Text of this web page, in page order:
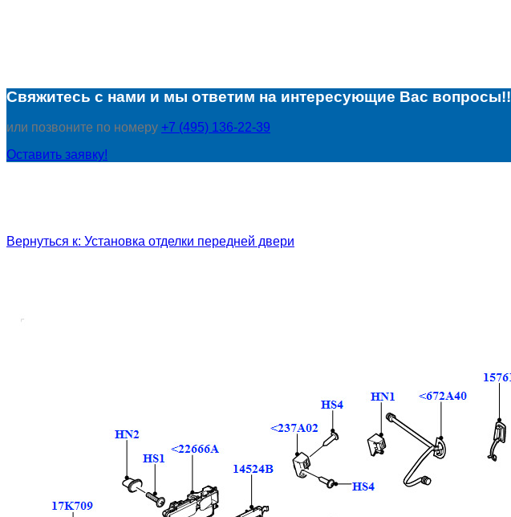
Свяжитесь с нами и мы ответим на интересующие Вас вопросы!!
или позвоните по номеру +7 (495) 136-22-39
Оставить заявку!
Вернуться к: Установка отделки передней двери